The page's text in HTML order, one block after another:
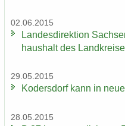
02.06.2015
Lan­des­di­rek­ti­on
haus­halt des
29.05.2015
Ko­ders­dorf kann in
28.05.2015